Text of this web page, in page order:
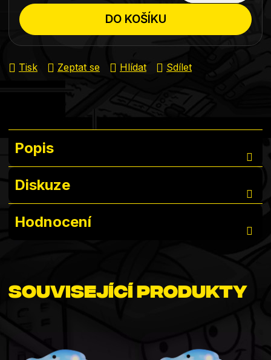
Měrná cena:
DO KOŠÍKU
Tisk Zeptat se Hlídat Sdílet
Popis
Diskuze
Hodnocení
Související produkty